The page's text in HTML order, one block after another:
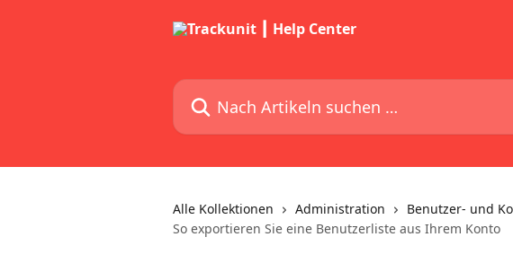
Nach Artikeln suchen …
Alle Kollektionen Administration
Benutzer- und
So exportieren Sie eine Benutzerliste aus Ihrem Konto